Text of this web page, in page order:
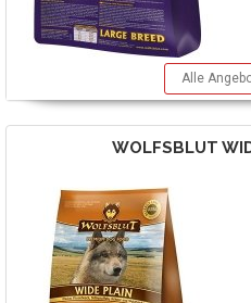
Alle
WOLFSBLUT